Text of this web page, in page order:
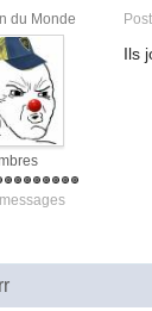
du Monde
Ils